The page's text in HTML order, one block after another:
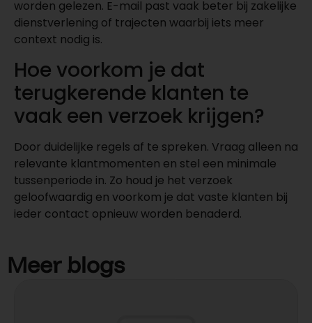
worden gelezen. E-mail past vaak beter bij zakelijke
dienstverlening of trajecten waarbij iets meer
context nodig is.
Hoe voorkom je dat
terugkerende klanten te
vaak een verzoek krijgen?
Door duidelijke regels af te spreken. Vraag alleen na
relevante klantmomenten en stel een minimale
tussenperiode in. Zo houd je het verzoek
geloofwaardig en voorkom je dat vaste klanten bij
ieder contact opnieuw worden benaderd.
Meer blogs